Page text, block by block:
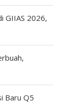
GIIAS 2026,
Baru Q5